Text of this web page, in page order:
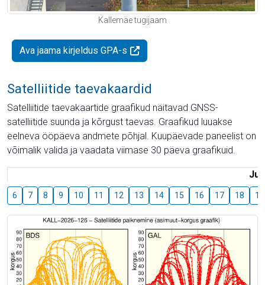
Kallemäe tugijaam
Ava jaama kirjeldus GPA-s
Satelliitide taevakaardid
Satelliitide taevakaartide graafikud näitavad GNSS-
satelliitide suunda ja kõrgust taevas. Graafikud luuakse
eelneva ööpäeva andmete põhjal. Kuupäevade paneelist on
võimalik valida ja vaadata viimase 30 päeva graafikuid.
6 7 8 9 10 11 12 13 14 15 16 17 18 19